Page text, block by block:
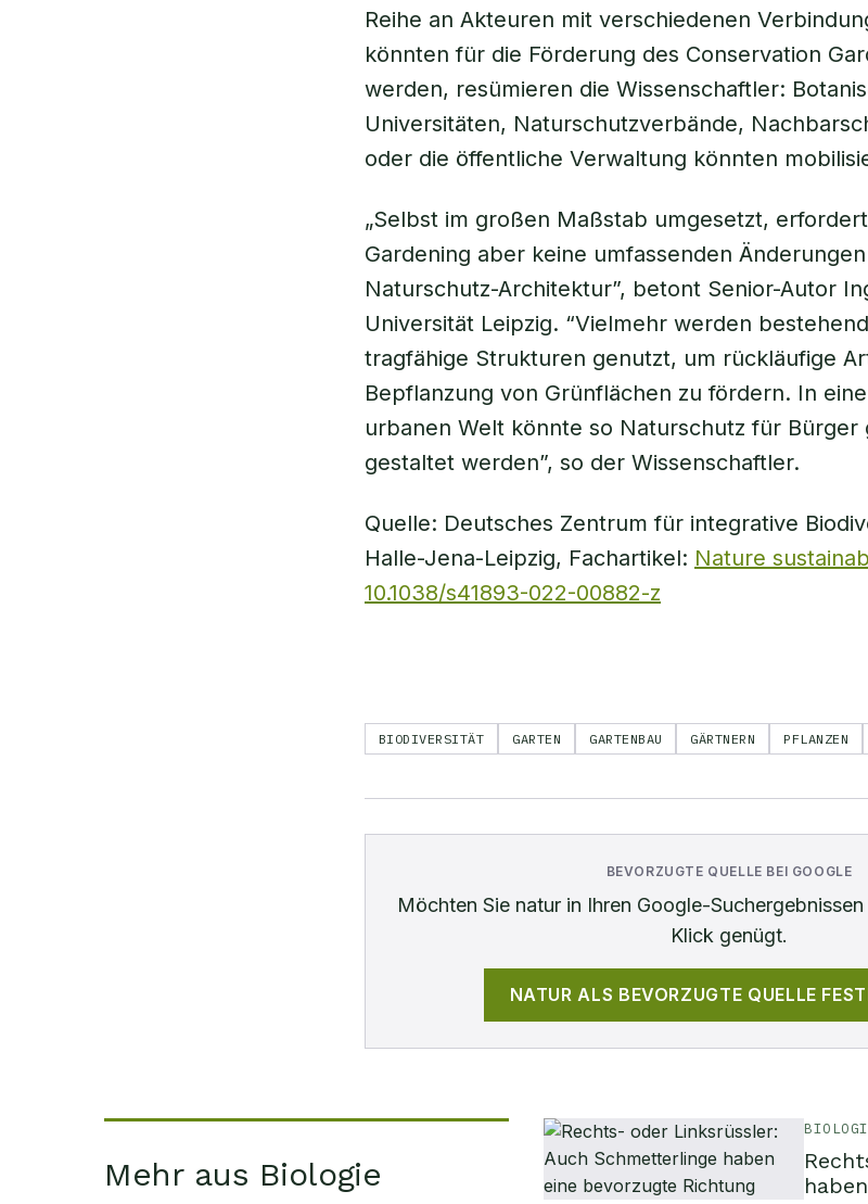
Reihe an Akteuren mit verschiedenen
könnten für die Förderung des Conservation
werden, resümieren die Wissenschaftler:
Universitäten, Naturschutzverbände,
oder die öffentliche Verwaltung könnten
„Selbst im großen Maßstab umgesetzt,
Gardening aber keine umfassenden
Naturschutz-Architektur”, betont Senior-Autor
Universität Leipzig. “Vielmehr werden
tragfähige Strukturen genutzt, um rückläufige
Bepflanzung von Grünflächen zu fördern. In
urbanen Welt könnte so Naturschutz für Bürger
gestaltet werden”, so der Wissenschaftler.
Quelle: Deutsches Zentrum für integrative
Halle-Jena-Leipzig, Fachartikel: Nature
10.1038/s41893-022-00882-z
BIODIVERSITÄT GARTEN GARTENBAU GÄRTNERN PFLANZEN
BEVORZUGTE QUELLE BEI GOOGLE
Möchten Sie naturin Ihren Google-
Klick genügt.
NATUR ALS BEVORZUGTE QUELLE
Mehr aus Biologie